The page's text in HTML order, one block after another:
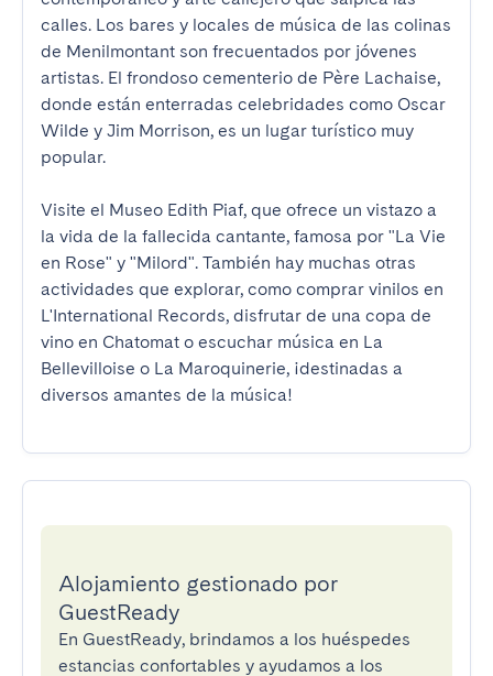
calles. Los bares y locales de música de las colinas
de Menilmontant son frecuentados por jóvenes
artistas. El frondoso cementerio de Père Lachaise,
donde están enterradas celebridades como Oscar
Wilde y Jim Morrison, es un lugar turístico muy
popular.
Visite el Museo Edith Piaf, que ofrece un vistazo a
la vida de la fallecida cantante, famosa por "La Vie
en Rose" y "Milord". También hay muchas otras
actividades que explorar, como comprar vinilos en
L'International Records, disfrutar de una copa de
vino en Chatomat o escuchar música en La
Bellevilloise o La Maroquinerie, ¡destinadas a
diversos amantes de la música!
Alojamiento gestionado por
GuestReady
En GuestReady, brindamos a los huéspedes
estancias confortables y ayudamos a los